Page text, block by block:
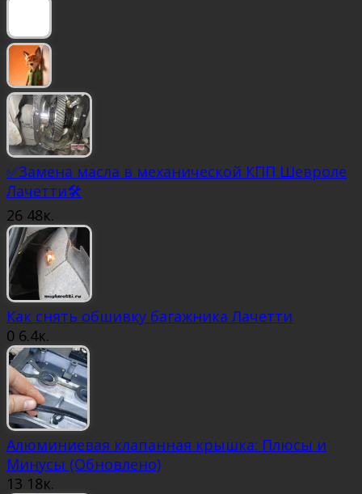
✅Замена масла в механической КПП Шевроле
Лачетти🛠
26 48к.
Как снять обшивку багажника Лачетти
0 6.4к.
Алюминиевая клапанная крышка: Плюсы и
Минусы (Обновлено)
13 18к.